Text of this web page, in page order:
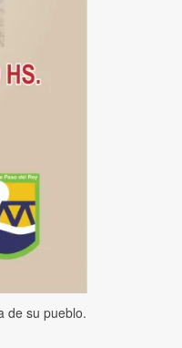
de su pueblo.